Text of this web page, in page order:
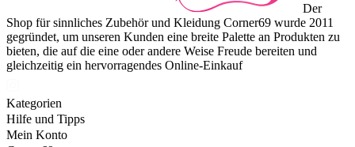
Der
Shop für sinnliches Zubehör und Kleidung Corner69 wurde 2011
gegründet, um unseren Kunden eine breite Palette an Produkten zu
bieten, die auf die eine oder andere Weise Freude bereiten und
gleichzeitig ein hervorragendes Online-Einkauf
Kategorien
Hilfe und Tipps
Mein Konto